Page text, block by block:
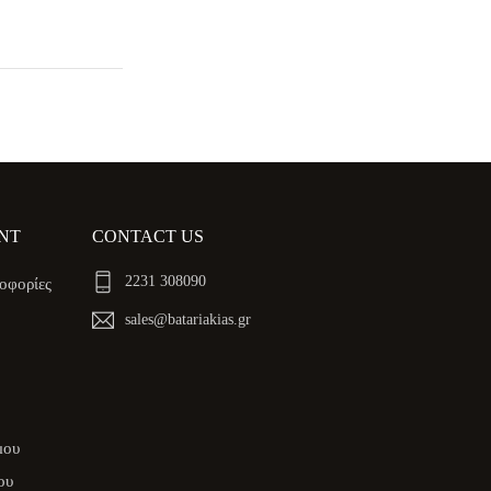
CONTACT US
2231 308090
sales@batariakias.gr